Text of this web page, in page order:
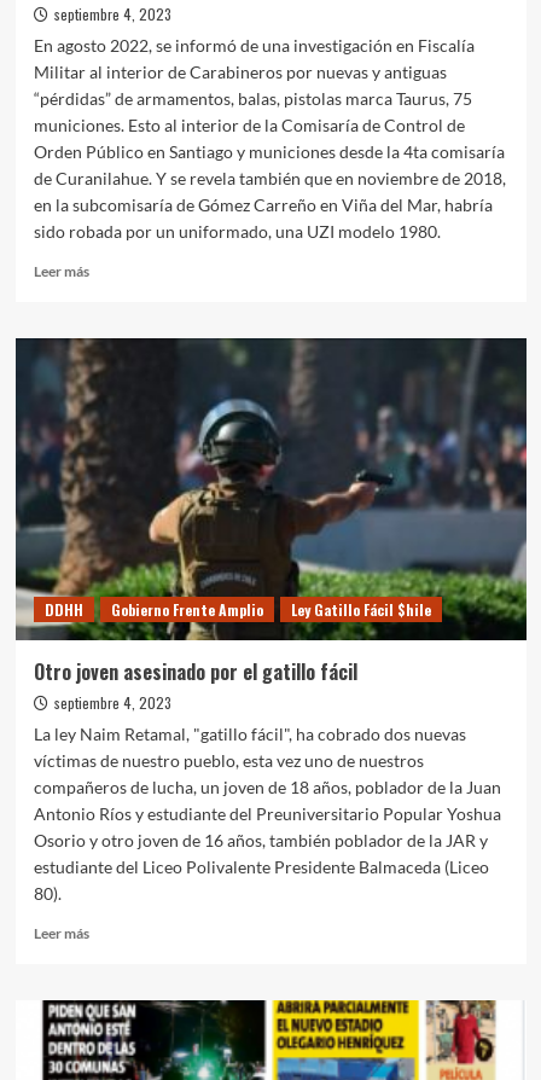
septiembre 4, 2023
En agosto 2022, se informó de una investigación en Fiscalía
Militar al interior de Carabineros por nuevas y antiguas
“pérdidas” de armamentos, balas, pistolas marca Taurus, 75
municiones. Esto al interior de la Comisaría de Control de
Orden Público en Santiago y municiones desde la 4ta comisaría
de Curanilahue. Y se revela también que en noviembre de 2018,
en la subcomisaría de Gómez Carreño en Viña del Mar, habría
sido robada por un uniformado, una UZI modelo 1980.
Leer másLeer
Robo
y
reventas
de
armamento
por
parte
de
Carabineros
a
traficantes
DDHH Gobierno Frente Amplio Ley Gatillo Fácil $hile
Otro joven asesinado por el gatillo fácil
septiembre 4, 2023
La ley Naim Retamal, "gatillo fácil", ha cobrado dos nuevas
víctimas de nuestro pueblo, esta vez uno de nuestros
compañeros de lucha, un joven de 18 años, poblador de la Juan
Antonio Ríos y estudiante del Preuniversitario Popular Yoshua
Osorio y otro joven de 16 años, también poblador de la JAR y
estudiante del Liceo Polivalente Presidente Balmaceda (Liceo
80).
Leer másLeer
Otro
joven
asesinado
por